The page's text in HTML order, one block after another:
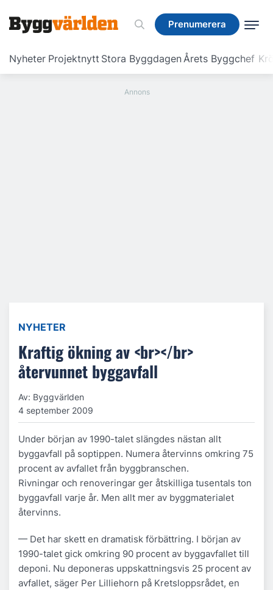
Prenumerera
Nyheter Projektnytt Stora ByggdagenÅrets Byggchef
Prenumerera
NYHETER
Kraftig ökning av <br></br>
återvunnet byggavfall
Av: Byggvärlden
4 september 2009
Under början av 1990-talet slängdes nästan allt
byggavfall på soptippen. Numera återvinns omkring 75
procent av avfallet från byggbranschen.
Rivningar och renoveringar ger åtskilliga tusentals ton
byggavfall varje år. Men allt mer av byggmaterialet
återvinns.
— Det har skett en dramatisk förbättring. I början av
1990-talet gick omkring 90 procent av byggavfallet till
deponi. Nu deponeras uppskattningsvis 25 procent av
avfallet, säger Per Lilliehorn på Kretsloppsrådet, en